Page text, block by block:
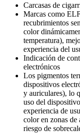
Carcasas de
Marcas como
recubrimientos
color
temperatura),
experiencia del
Indicación de
electrónicos
Los pigmentos
dispositivos
y auriculares), lo
uso del
experiencia de
color en zonas de
riesgo de